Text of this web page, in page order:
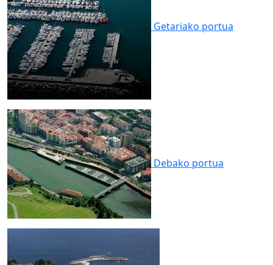
Getariako portua
Debako portua